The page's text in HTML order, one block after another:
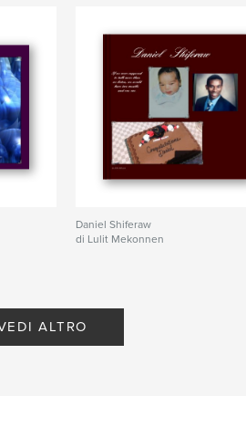
Daniel Shiferaw
di Lulit Mekonnen
ALTRO